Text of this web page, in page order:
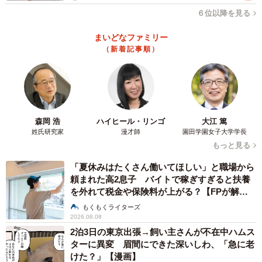
６位以降を見る
まいどなファミリー
（新着記事順）
森岡 浩
姓氏研究家
ハイヒール・リンゴ
漫才師
大江 篤
園田学園女子大学学長
もっと見る
「夏休みはたくさん働いてほしい」と職場から
頼まれた高2息子 バイトで稼ぎすぎると扶養
を外れて税金や保険料が上がる？【FPが解
説】もくもくライターズ
2026.08.08
2泊3日の東京出張→飼い主さんが不在中ハムス
ターに異変 眉間にできた深いしわ、「急に老
けた？」【漫画】